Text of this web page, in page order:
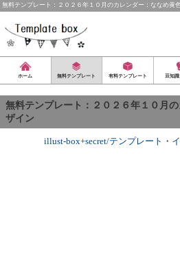
無料テンプレート：２０２６年１０月のカレンダー：ななめ黄
ホーム 無料テンプレート 有料テンプレート 豆知識
無料テンプレート：２０２６年１０月
ザイン
illust-box+secret/テンプレート ・